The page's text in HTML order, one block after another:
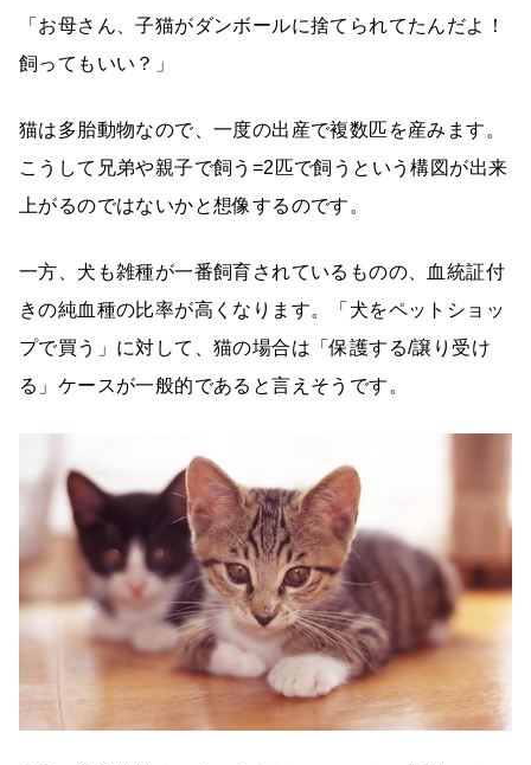
「お母さん、子猫がダンボールに捨てられてたんだよ！
飼ってもいい？」
猫は多胎動物なので、一度の出産で複数匹を産みます。
こうして兄弟や親子で飼う=2匹で飼うという構図が出来
上がるのではないかと想像するのです。
一方、犬も雑種が一番飼育されているものの、血統証付
きの純血種の比率が高くなります。「犬をペットショッ
プで買う」に対して、猫の場合は「保護する/譲り受け
る」ケースが一般的であると言えそうです。